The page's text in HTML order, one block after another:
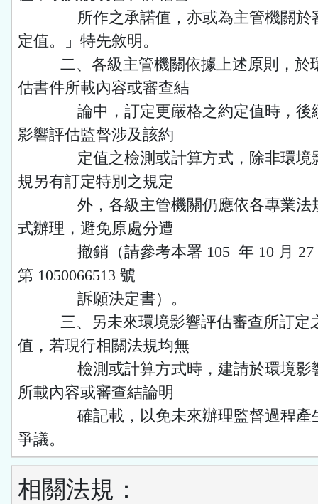
所作之承諾值，亦或為主管機關於
定值。」特先敘明。
二、各級主管機關依據上述原則，於
估書件所載內容或審查結
論中，訂定更嚴格之約定值時，後
影響評估監督涉及該約
定值之檢測或計算方式，除非環境
規另有訂定特別之規定
外，各級主管機關仍應依各專業法
式辦理，避免原處分遭
撤銷（請參考本署 105 年 10 月 27
第 1050066513 號
訴願決定書）。
三、另未來環境影響評估審查所訂定
值，若現行相關法規均無
檢測或計算方式時，建請於環境影
所載內容或審查結論明
確記載，以免未來辦理監督過程產
爭議。
相關法規：